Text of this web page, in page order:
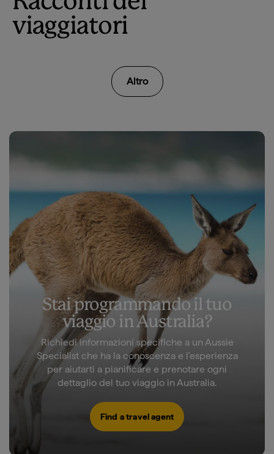
viaggiatori
Altro
Stai programmando il tuo
viaggio in Australia?
Richiedi informazioni specifiche a un Aussie
Specialist che ha la conoscenza e l'esperienza
per aiutarti a pianificare e prenotare ogni
dettaglio del tuo viaggio in Australia.
Find a travel agent